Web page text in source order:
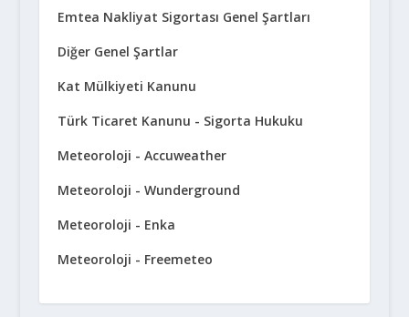
Emtea Nakliyat Sigortası Genel Şartları
Diğer Genel Şartlar
Kat Mülkiyeti Kanunu
Türk Ticaret Kanunu - Sigorta Hukuku
Meteoroloji - Accuweather
Meteoroloji - Wunderground
Meteoroloji - Enka
Meteoroloji - Freemeteo